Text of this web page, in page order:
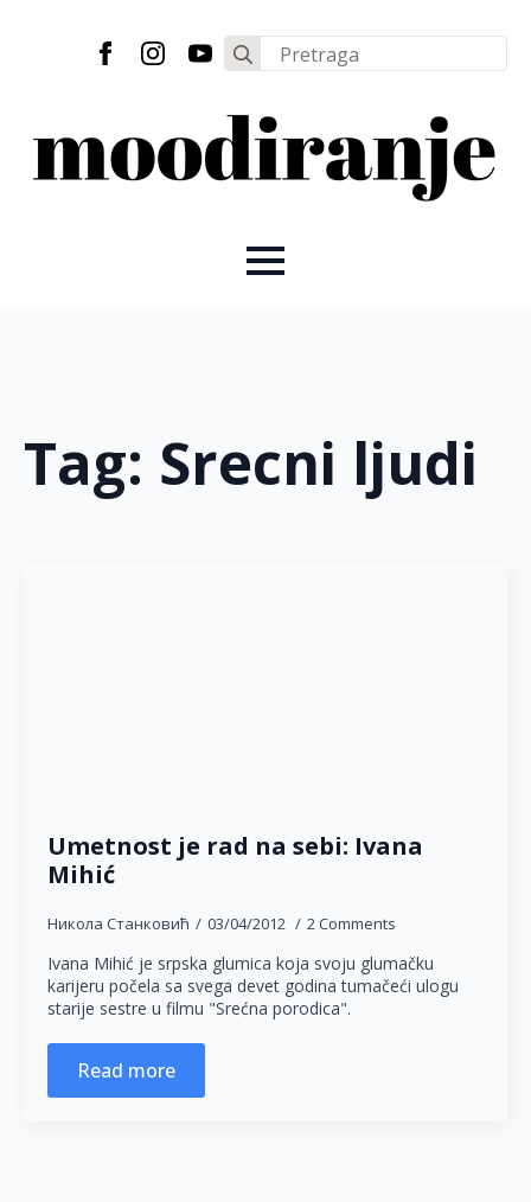
Search
for:
Tag: Srecni ljudi
Umetnost je rad na sebi: Ivana
Mihić
Никола Станковић 03/04/2012 2 Comments
Ivana Mihić je srpska glumica koja svoju glumačku
karijeru počela sa svega devet godina tumačeći ulogu
starije sestre u filmu "Srećna porodica".
Read more